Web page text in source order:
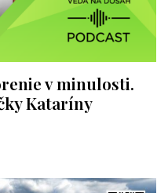
v minulosti.
Kataríny